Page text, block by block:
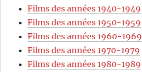
Films des années 1940-1949
Films des années 1950-1959
Films des années 1960-1969
Films des années 1970-1979
Films des années 1980-1989